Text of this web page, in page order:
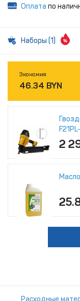
Оплата по
Наборы (1)
Экономия
46.34 BYN
2
Расходные